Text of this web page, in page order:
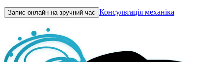
Запис онлайн на зручний час Консультація механіка